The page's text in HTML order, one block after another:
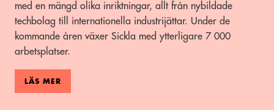
med en mängd olika inriktningar, allt från nybildade
techbolag till internationella industrijättar. Under de
kommande åren växer Sickla med ytterligare 7 000
arbetsplatser.
LÄS MER